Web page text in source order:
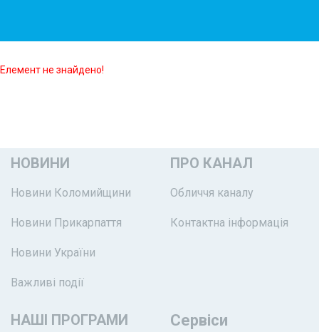
Елемент не знайдено!
НОВИНИ
Новини Коломийщини
Новини Прикарпаття
Новини України
Важливі події
ПРО КАНАЛ
Обличчя каналу
Контактна інформація
НАШІ ПРОГРАМИ Сервіси